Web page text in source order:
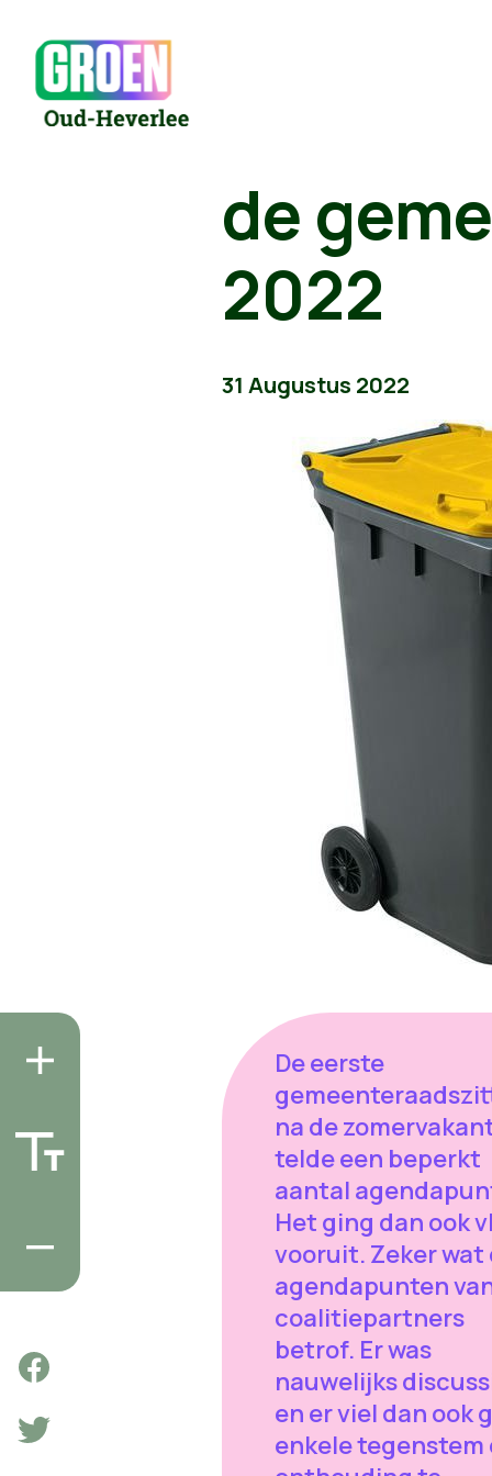
de
2022
31 Augustus 2022
De eerste
na de
telde een beperkt
aantal
Het ging dan ook
vooruit. Zeker wat
agendapunten
coalitiepartners
betrof. Er was
nauwelijks
en er viel dan ook
enkele tegenstem